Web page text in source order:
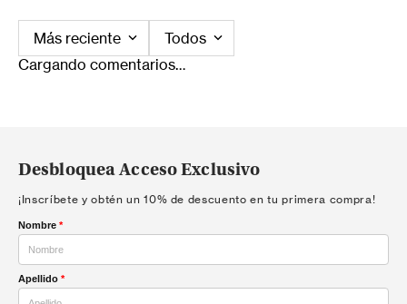
Más reciente
Todos
Cargando comentarios…
Desbloquea Acceso Exclusivo
¡Inscríbete y obtén un 10% de descuento en tu primera compra!
Nombre *
Apellido *